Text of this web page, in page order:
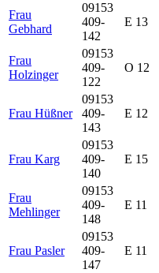
Frau
Gebhard
09153
409-
142
E 13
Frau
Holzinger
09153
409-
122
O 12
Frau Hüßner
09153
409-
143
E 12
Frau Karg
09153
409-
140
E 15
Frau
Mehlinger
09153
409-
148
E 11
Frau Pasler
09153
409-
147
E 11